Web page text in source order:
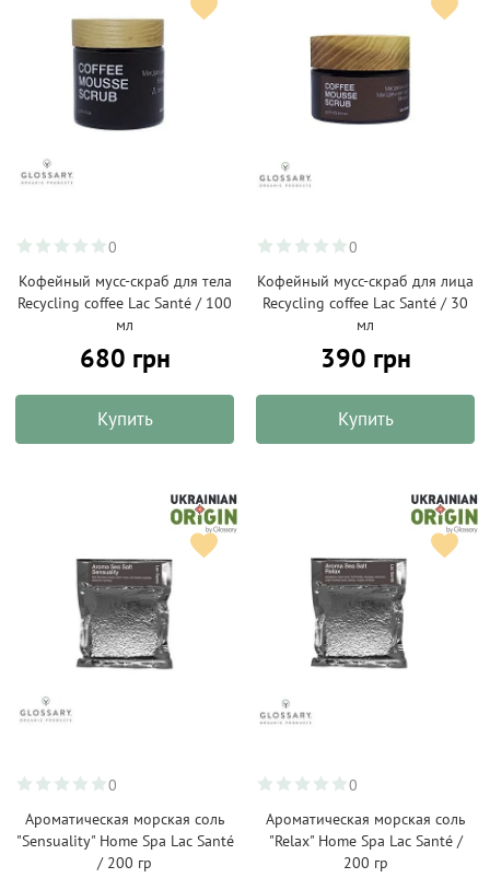
0
Кофейный мусс-скраб для тела
Recycling coffee Lac Santé / 100
мл
680 грн
Купить
0
Кофейный мусс-скраб для лица
Recycling coffee Lac Santé / 30
мл
390 грн
Купить
0
Ароматическая морская соль
"Sensuality" Home Spa Lac Santé
/ 200 гр
0
Ароматическая морская соль
"Relax" Home Spa Lac Santé /
200 гр